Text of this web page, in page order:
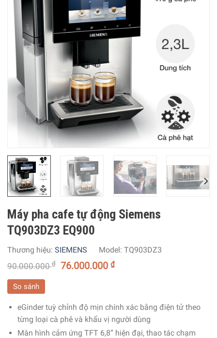
Máy pha cafe tự động Siemens
TQ903DZ3 EQ900
Thương hiệu: SIEMENS Model: TQ903DZ3
90.000.000₫ 76.000.000₫
So sánh
eGinder tuỳ chỉnh độ mịn chính xác bằng điện tử theo
từng loại cà phê và khẩu vị người dùng
Màn hình cảm ứng TFT 6,8” hiện đại, thao tác chạm